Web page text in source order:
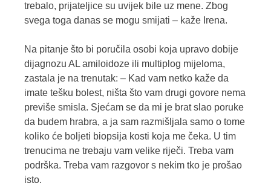
trebalo, prijateljice su uvijek bile uz mene. Zbog
svega toga danas se mogu smijati – kaže Irena.
Na pitanje što bi poručila osobi koja upravo dobije
dijagnozu AL amiloidoze ili multiplog mijeloma,
zastala je na trenutak: – Kad vam netko kaže da
imate tešku bolest, ništa što vam drugi govore nema
previše smisla. Sjećam se da mi je brat slao poruke
da budem hrabra, a ja sam razmišljala samo o tome
koliko će boljeti biopsija kosti koja me čeka. U tim
trenucima ne trebaju vam velike riječi. Treba vam
podrška. Treba vam razgovor s nekim tko je prošao
isto.